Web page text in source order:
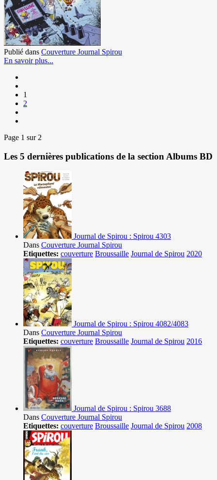
Publié dans Couverture Journal Spirou
En savoir plus...
1
2
Page 1 sur 2
Les 5 dernières publications de la section Albums BD
Journal de Spirou : Spirou 4303
Dans Couverture Journal Spirou
Etiquettes: couverture Broussaille Journal de Spirou 2020
Journal de Spirou : Spirou 4082/4083
Dans Couverture Journal Spirou
Etiquettes: couverture Broussaille Journal de Spirou 2016
Journal de Spirou : Spirou 3688
Dans Couverture Journal Spirou
Etiquettes: couverture Broussaille Journal de Spirou 2008